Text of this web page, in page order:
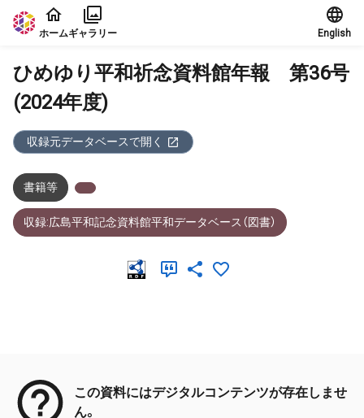
本文に飛ぶ
ホームギャラリー English
ひめゆり平和祈念資料館年報 第36号
(2024年度)
収録元データベースで開く
書籍等
収録:広島平和記念資料館平和データベース（図書）
この資料にはデジタルコンテンツが存在しませ
ん。